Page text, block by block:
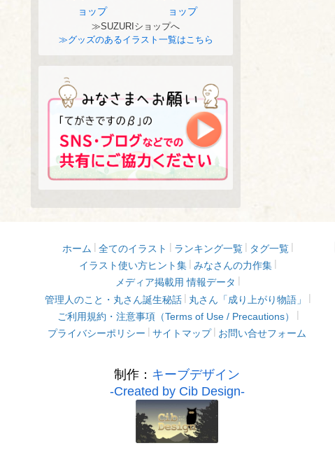
≫SUZURIショップへ
≫グッズのあるイラスト一覧はこちら
ホーム 全てのイラスト ランキング一覧
タグ一覧
イラスト使い方ヒント集
みなさんの力作集
メディア掲載用 情報データ
管理人のこと・丸さん誕生秘話
丸さん「成り上がり物語」
ご利用規約・注意事項（Terms of Use / Precautions）
プライバシーポリシー
サイトマップ お問い合せフォーム
制作： キーブデザイン
-Created by Cib Design-